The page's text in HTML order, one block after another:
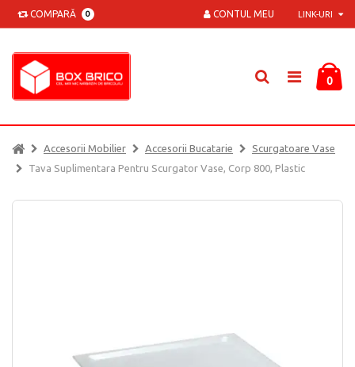
COMPARĂ 0 LINK-URI
CONTUL MEU
0
Accesorii Mobilier Accesorii Bucatarie
Scurgatoare Vase
Tava Suplimentara Pentru Scurgator Vase, Corp 800, Plastic